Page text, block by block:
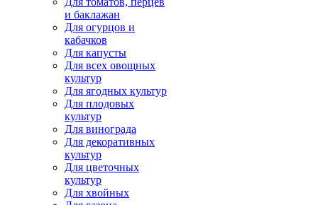
и баклажан
Для огурцов и
кабачков
Для капусты
Для всех овощных
культур
Для ягодных культур
Для плодовых
культур
Для винограда
Для декоративных
культур
Для цветочных
культур
Для хвойных